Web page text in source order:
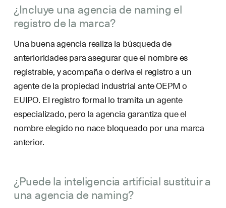
¿Incluye una agencia de naming el
registro de la marca?
Una buena agencia realiza la búsqueda de
anterioridades para asegurar que el nombre es
registrable, y acompaña o deriva el registro a un
agente de la propiedad industrial ante OEPM o
EUIPO. El registro formal lo tramita un agente
especializado, pero la agencia garantiza que el
nombre elegido no nace bloqueado por una marca
anterior.
¿Puede la inteligencia artificial sustituir a
una agencia de naming?